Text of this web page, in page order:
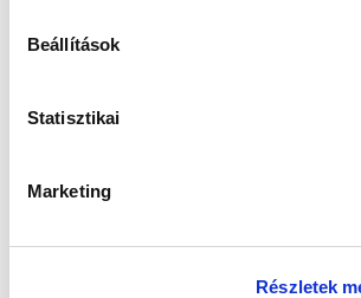
Beállítások
Statisztikai
Marketing
Részletek